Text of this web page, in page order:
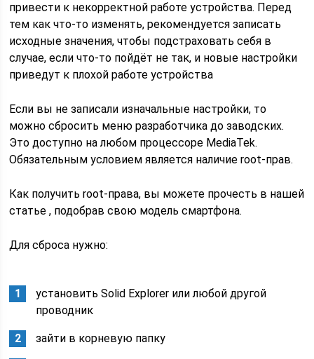
привести к некорректной работе устройства. Перед
тем как что-то изменять, рекомендуется записать
исходные значения, чтобы подстраховать себя в
случае, если что-то пойдёт не так, и новые настройки
приведут к плохой работе устройства
Если вы не записали изначальные настройки, то
можно сбросить меню разработчика до заводских.
Это доступно на любом процессоре MediaTek.
Обязательным условием является наличие root-прав.
Как получить root-права, вы можете прочесть в нашей
статье , подобрав свою модель смартфона.
Для сброса нужно:
установить Solid Explorer или любой другой
проводник
зайти в корневую папку